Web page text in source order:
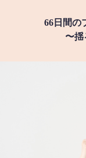
66日間の
〜